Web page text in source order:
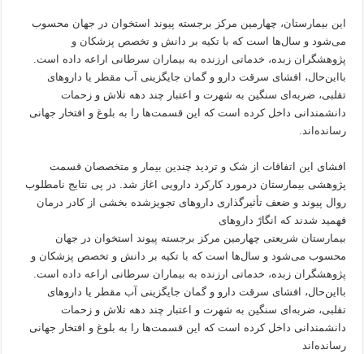
این بیمارستان، چهارمین مرکز برجسته پیوند استخوان در جهان محسوب
می‌شود و سال‌ها است که با تکیه بر دانش و تخصص پزشکان و
پژوهشگران زبده، خدماتی ارزنده به بیماران سرطانی اراعه داده است.
بااین‌حال، افشای سرقت دارو و گمان جایگزینی آب مقطر یا داروهای
تقلبی، ضربه‌ای سنگین به شهرت و اعتبار چند دهه تلاش و زحمات
دانشمندانی داخل کرده است که این قسمت‌ها را به بلوغ و افتخار جهانی
رسانده‌اند.
افشای این اتفاقات از شک و تردید چندین بیمار و متخصصان قسمت
پژوهشی بیمارستان درمورد کارکرد دارویی اغاز شد. در پی نتایج نامطلوب
روال پیوند و ضعف تأثیرگذاری داروهای تجویزشده بخشی از کادر درمان
فهمید شدند که انگارً داروهای
بیمارستان شریعتی چهارمین مرکز برجسته پیوند استخوان در جهان
محسوب می‌شود و سال‌ها است که با تکیه بر دانش و تخصص پزشکان و
پژوهشگران زبده، خدماتی ارزنده به بیماران سرطانی اراعه داده است.
بااین‌حال، افشای سرقت دارو و گمان جایگزینی آب مقطر یا داروهای
تقلبی، ضربه‌ای سنگین به شهرت و اعتبار چند دهه تلاش و زحمات
دانشمندانی داخل کرده است که این قسمت‌ها را به بلوغ و افتخار جهانی
رسانده‌اند